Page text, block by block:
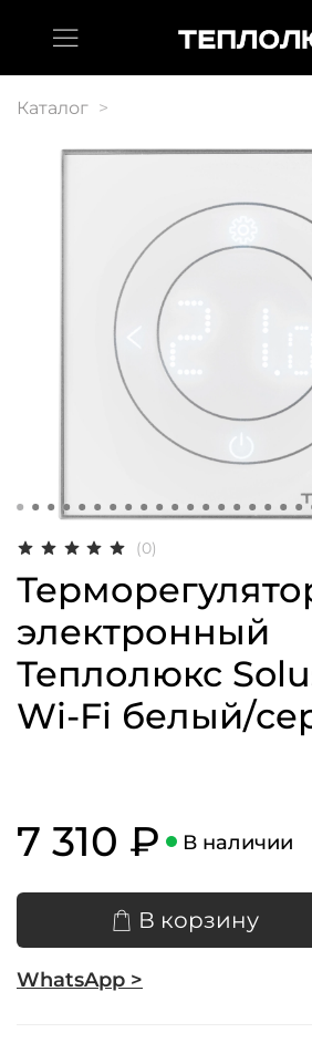
Каталог
(0)
электронный
Теплолюкс
Wi-Fi белый/
7 310 ₽ В наличии
В корзину
WhatsApp >